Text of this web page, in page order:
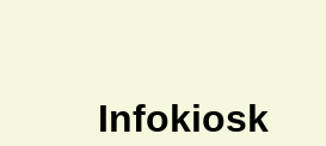
Infokiosk